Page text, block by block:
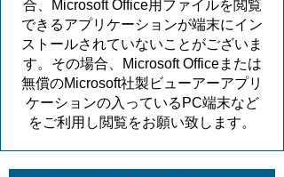
合、Microsoft Office用ファイルを閲覧
できるアプリケーションが端末にイン
ストールされていないことがございま
す。その場合、Microsoft Officeまたは
無償のMicrosoft社製ビューアーアプリ
ケーションの入っているPC端末など
をご利用し閲覧をお願い致します。